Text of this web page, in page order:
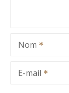
Nom
E-mail